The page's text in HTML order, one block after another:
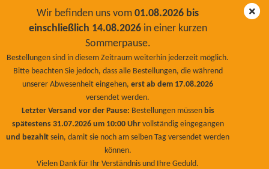
Wir befinden uns vom 01.08.2026 bis
einschließlich 14.08.2026in einer kurzen
Sommerpause.
Bestellungen sind in diesem Zeitraum weiterhin jederzeit möglich.
Bitte beachten Sie jedoch, dass alle Bestellungen, die während
unserer Abwesenheit eingehen, erst ab dem 17.08.2026
versendet werden.
Letzter Versand vor der Pause: Bestellungen müssen bis
spätestens 31.07.2026 um 10:00 Uhrvollständig eingegangen
und bezahlt sein, damit sie noch am selben Tag versendet werden
können.
Vielen Dank für Ihr Verständnis und Ihre Geduld.
Bentonit
Mit BioNaturPlus Bentonit lässt sich Ihr Gartenboden,
Kompost oder Acker
schnell und zuverlässig verbessern
Als wertvoller Helfer bindet das Tonmehl essentielle
Nährstoffe und Mineralien, um diese an Boden & Pflanzen